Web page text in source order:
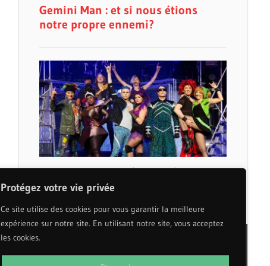
Protégez votre vie privée
Ce site utilise des cookies pour vous garantir la meilleure
expérience sur notre site. En utilisant notre site, vous acceptez
les cookies.